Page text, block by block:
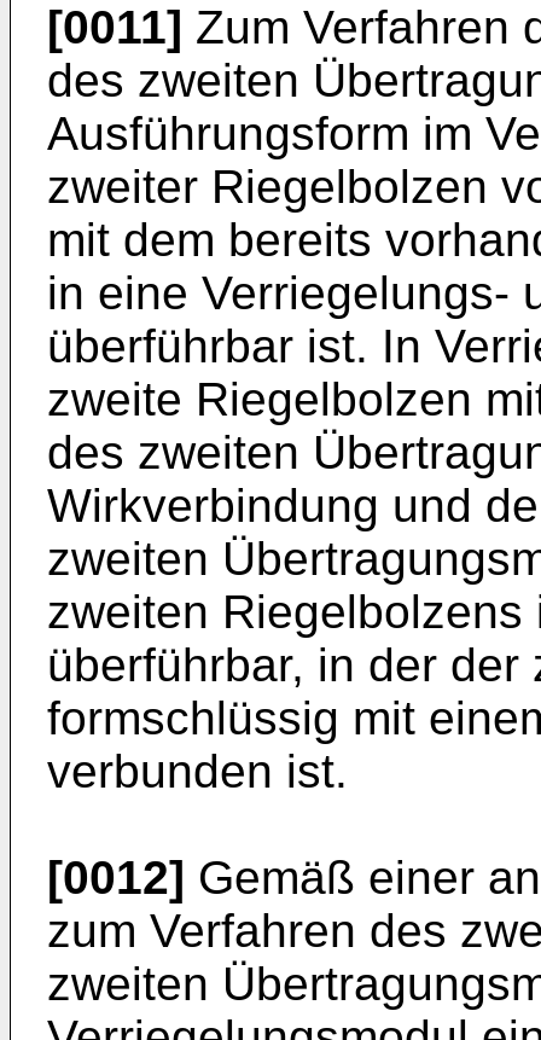
[0011] Zum Verfahren
des zweiten
Ausführungsform im
zweiter Riegelbolzen
mit dem bereits
in eine Verriegelungs-
überführbar ist. In
zweite Riegelbolzen
des zweiten
Wirkverbindung und
zweiten
zweiten
überführbar, in der
formschlüssig mit
verbunden ist.
[0012] Gemäß einer
zum Verfahren des
zweiten